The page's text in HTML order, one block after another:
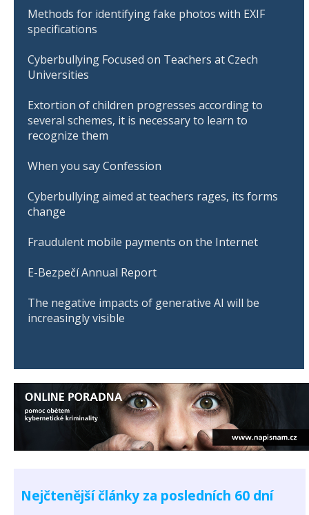
Methods for identifying fake photos with EXIF
specifications
Cyberbullying Focused on Teachers at Czech
Universities
Extortion of children progresses according to
several schemes, it is necessary to learn to
recognize them
When you say Confession
Cyberbullying aimed at teachers rages, its forms
change
Fraudulent mobile payments on the Internet
E-Bezpečí Annual Report
The negative impacts of generative AI will be
increasingly visible
Nejčtenější články za posledních 60 dní